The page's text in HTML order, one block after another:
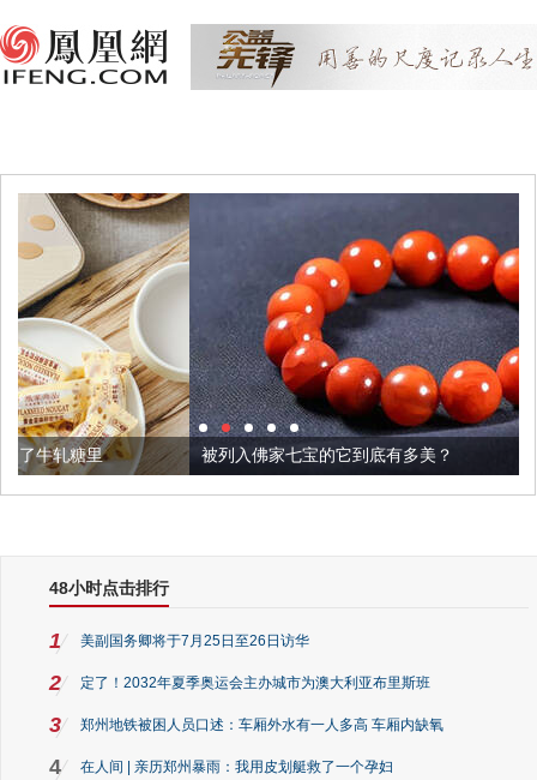
被列入佛家七宝的它到底有多美？
48小时点击排行
1 美副国务卿将于7月25日至26日访华
2 定了！2032年夏季奥运会主办城市为澳大利亚布里斯班
3 郑州地铁被困人员口述：车厢外水有一人多高 车厢内缺氧
4 在人间 | 亲历郑州暴雨：我用皮划艇救了一个孕妇